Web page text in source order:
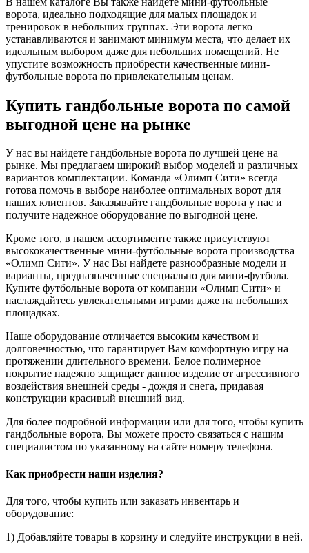
ворота, идеально подходящие для малых площадок и
тренировок в небольших группах. Эти ворота легко
устанавливаются и занимают минимум места, что делает их
идеальным выбором даже для небольших помещений. Не
упустите возможность приобрести качественные мини-
футбольные ворота по привлекательным ценам.
Купить гандбольные ворота по самой
выгодной цене на рынке
У нас вы найдете гандбольные ворота по лучшей цене на
рынке. Мы предлагаем широкий выбор моделей и различных
вариантов комплектации. Команда «Олимп Сити» всегда
готова помочь в выборе наиболее оптимальных ворот для
наших клиентов. Заказывайте гандбольные ворота у нас и
получите надежное оборудование по выгодной цене.
Кроме того, в нашем ассортименте также присутствуют
высококачественные мини-футбольные ворота производства
«Олимп Сити». У нас Вы найдете разнообразные модели и
варианты, предназначенные специально для мини-футбола.
Купите футбольные ворота от компании «Олимп Сити» и
наслаждайтесь увлекательными играми даже на небольших
площадках.
Наше оборудование отличается высоким качеством и
долговечностью, что гарантирует Вам комфортную игру на
протяжении длительного времени. Белое полимерное
покрытие надежно защищает данное изделие от агрессивного
воздействия внешней среды - дождя и снега, придавая
конструкции красивый внешний вид.
Для более подробной информации или для того, чтобы купить
гандбольные ворота, Вы можете просто связаться с нашим
специалистом по указанному на сайте номеру телефона.
Как приобрести наши изделия?
Для того, чтобы купить или заказать инвентарь и
оборудование:
1) Добавляйте товары в корзину и следуйте инструкции в ней.